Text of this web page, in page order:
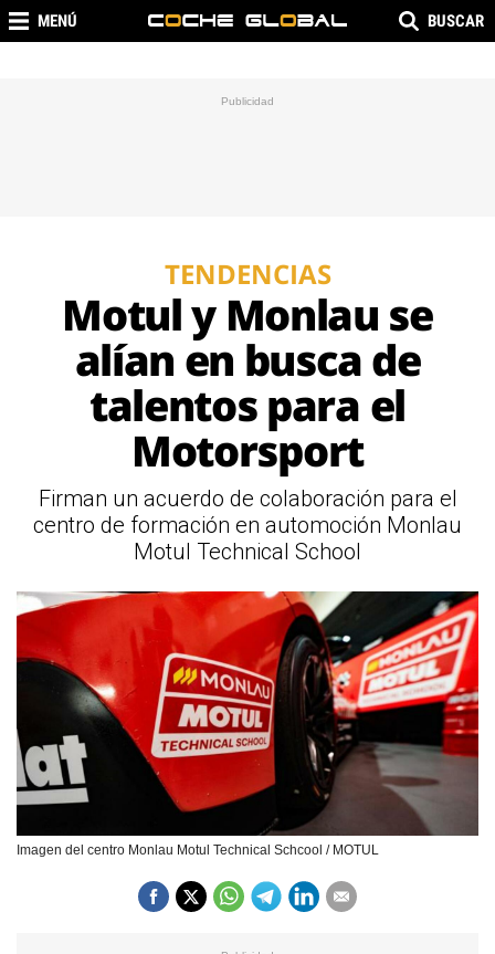
MENÚ BUSCAR
TENDENCIAS
Motul y Monlau se
alían en busca de
talentos para el
Motorsport
Firman un acuerdo de colaboración para el
centro de formación en automoción Monlau
Motul Technical School
Imagen del centro Monlau Motul Technical Schcool / MOTUL